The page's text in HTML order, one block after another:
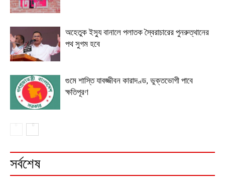
অহেতুক ইস্যু বানালে পলাতক স্বৈরাচারের পুনরুত্থানের
পথ সুগম হবে
গুমে শাস্তি যাবজ্জীবন কারাদণ্ড, ভুক্তভোগী পাবে
ক্ষতিপূরণ
সর্বশেষ